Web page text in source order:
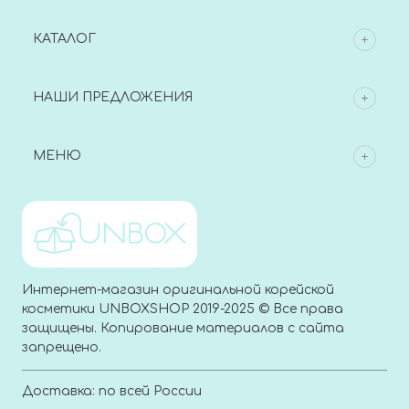
КАТАЛОГ
НАШИ ПРЕДЛОЖЕНИЯ
МЕНЮ
Интернет-магазин оригинальной корейской
косметики UNBOXSHOP 2019-2025 © Все права
защищены. Копирование материалов с сайта
запрещено.
Доставка: по всей России